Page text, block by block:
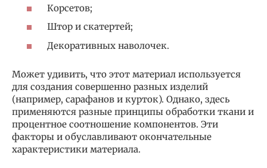
Корсетов;
Штор и скатертей;
Декоративных наволочек.
Может удивить, что этот материал используется
для создания совершенно разных изделий
(например, сарафанов и курток). Однако, здесь
применяются разные принципы обработки ткани и
процентное соотношение компонентов. Эти
факторы и обуславливают окончательные
характеристики материала.